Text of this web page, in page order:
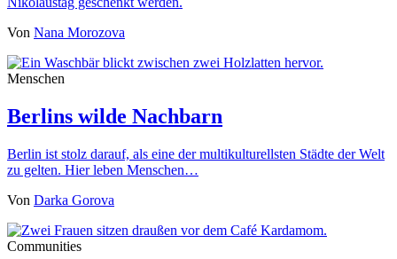
Von Nana Morozova
Menschen
Berlins wilde Nachbarn
Berlin ist stolz darauf, als eine der multikulturellsten Städte der Welt
zu gelten. Hier leben Menschen…
Von Darka Gorova
Communities